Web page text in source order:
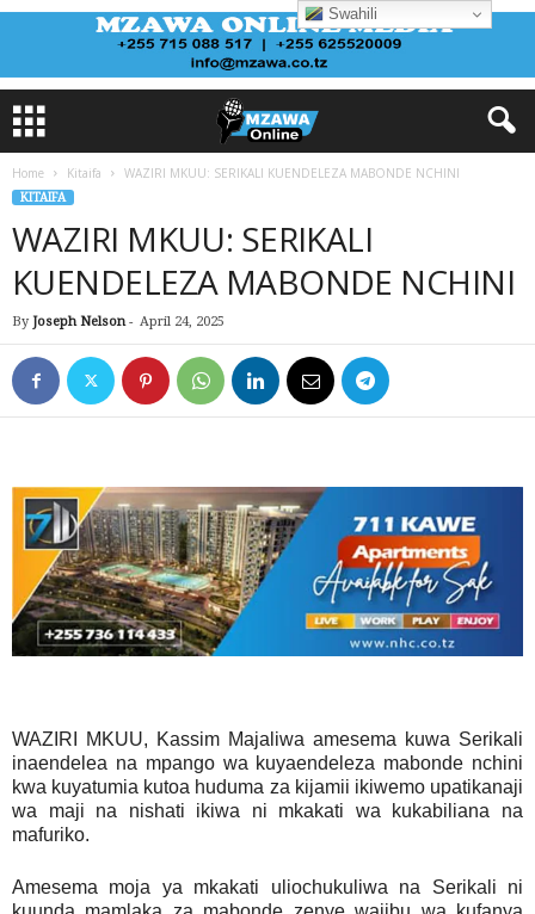
Home Kitaifa WAZIRI MKUU: SERIKALI KUENDELEZA MABONDE NCHINI
KITAIFA
WAZIRI MKUU: SERIKALI
KUENDELEZA MABONDE NCHINI
By Joseph Nelson- April 24, 2025
WAZIRI MKUU, Kassim Majaliwa amesema kuwa Serikali
inaendelea na mpango wa kuyaendeleza mabonde nchini
kwa kuyatumia kutoa huduma za kijamii ikiwemo upatikanaji
wa maji na nishati ikiwa ni mkakati wa kukabiliana na
mafuriko.
Amesema moja ya mkakati uliochukuliwa na Serikali ni
Swahili